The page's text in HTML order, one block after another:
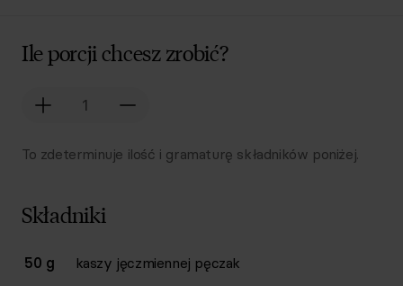
Ile porcji chcesz zrobić?
To zdeterminuje ilość i gramaturę składników poniżej.
Składniki
Lista składników przepisu z ilościami i wagami
Ilość Składnik
50 g
kaszy jęczmiennej pęczak